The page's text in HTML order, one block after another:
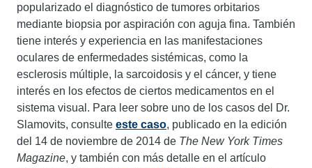
popularizado el diagnóstico de tumores orbitarios
mediante biopsia por aspiración con aguja fina. También
tiene interés y experiencia en las manifestaciones
oculares de enfermedades sistémicas, como la
esclerosis múltiple, la sarcoidosis y el cáncer, y tiene
interés en los efectos de ciertos medicamentos en el
sistema visual. Para leer sobre uno de los casos del Dr.
Slamovits, consulte este caso, publicado en la edición
del 14 de noviembre de 2014 de The New York Times
Magazine, y también con más detalle en el artículo